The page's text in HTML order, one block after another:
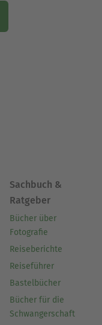
Sachbuch &
Ratgeber
Bücher über
Fotografie
Reiseberichte
Reiseführer
Bastelbücher
Bücher für die
Schwangerschaft